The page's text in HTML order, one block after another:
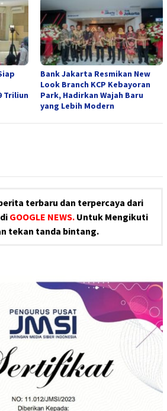
Triliun
Bank Jakarta Resmikan New
Look Branch KCP Kebayoran
Park, Hadirkan Wajah Baru
yang Lebih Modern
terbaru dan terpercaya dari
GOOGLE NEWS. Untuk Mengikuti
tekan tanda bintang.